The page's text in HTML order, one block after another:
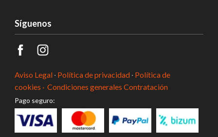
Síguenos
Aviso Legal · Política de privacidad · Política de
cookies · Condiciones generales Contratación
Pago seguro: